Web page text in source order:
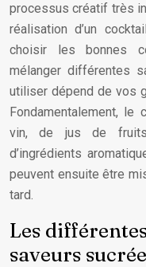
processus créatif très
réalisation d’un
choisir les bonnes
mélanger différentes
utiliser dépend de vos
Fondamentalement,
vin, de jus de
d’ingrédients
peuvent ensuite être
tard.
Les
saveurs